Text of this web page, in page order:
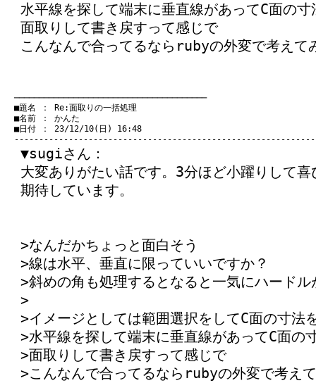
水平線を探して端末に垂直線があってC面の
面取りして書き戻すって感じで
こんなんで合ってるならrubyの外変で考えて
───────────────────────────────────────
■題名 ： Re:面取りの一括処理
■名前 ： かんた
■日付 ： 23/12/10(日) 16:48
▼sugiさん：
大変ありがたい話です。3分ほど小躍りして喜
期待しています。
>なんだかちょっと面白そう
>線は水平、垂直に限っていいですか？
>斜めの角も処理するとなると一気にハードル
>
>イメージとしては範囲選択をしてC面の寸法
>水平線を探して端末に垂直線があってC面の
>面取りして書き戻すって感じで
>こんなんで合ってるならrubyの外変で考え